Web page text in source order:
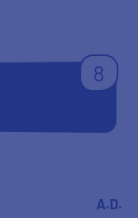
8
A.D.